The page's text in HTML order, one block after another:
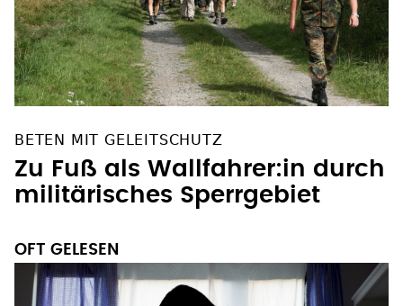
BETEN MIT GELEITSCHUTZ
Zu Fuß als Wallfahrer:in durch
militärisches Sperrgebiet
OFT GELESEN